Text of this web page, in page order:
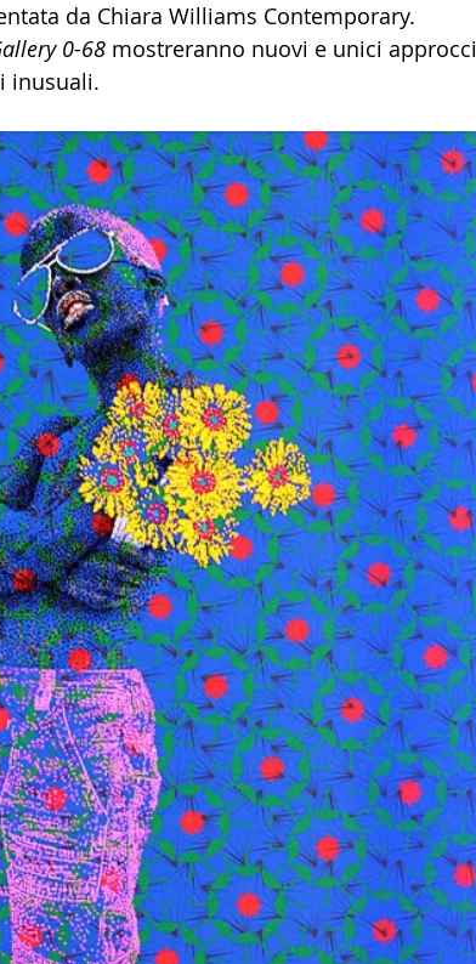
da Chiara Williams Contemporary.
0-68 mostreranno nuovi e unici approcci
inusuali.